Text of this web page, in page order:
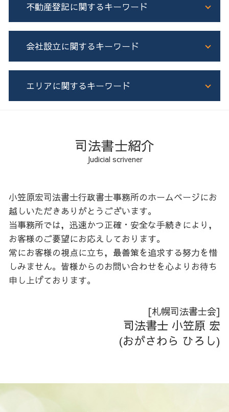
相続 不動産 名義変更
相続登記 必要書類
遺言書 執行者
預貯金 相続
相続 司法書士
司法書士 遺言書
遺産分割協議書 司法書士
相続放棄 認知症
相続人申告登記 必要書類
遺産分割協議書 公正証書
相続 不動産
公正証書遺言 証人
成年後見制度 費用
成年後見制度 とは
家族信託 メリット
家族信託 任意後見 違い
家族信託 司法書士
生前贈与 現金 手渡し
不動産 相続税対策
家族信託 機能
生前贈与 保険
家族信託 不動産
家族信託
生前贈与 現金
家族信託 認知症発症後
不動産登記に関するキーワード
増築 登記
不動産登記 種類
住所 変更登記 義務化
担保権 登記
不動産 個人 売買 司法書士
根抵当権 とは わかりやすく
所有権保存登記
土地 売買 契約書 司法書士
根抵当権 抵当権 違い
ローン 登記
不動産登記 流れ
建物 新築 登記
会社設立に関するキーワード
会社設立 手続き
会社設立
会社設立 登記
会社設立 司法書士
合同会社 登記
エリアに関するキーワード
胆振 相続
石狩 不動産登記
石狩 会社設立
日高 生前対策
空知 家族信託
空知 相続
日高 不動産登記
胆振 家族信託
後志 不動産登記
後志 生前対策
後志 会社設立
司法書士紹介
Judicial scrivener
小笠原宏司法書士行政書士事務所のホームページにお
越しいただきありがとうございます。
当事務所では，迅速かつ正確・安全な手続きにより，
お客様のご要望にお応えしております。
常にお客様の視点に立ち，最善策を追求する努力を惜
しみません。皆様からのお問い合わせを心よりお待ち
申し上げております。
[札幌司法書士会]
司法書士 小笠原 宏
(おがさわら ひろし)